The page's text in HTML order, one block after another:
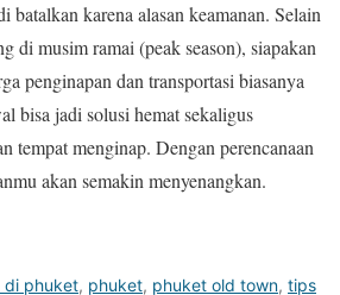
batalkan karena alasan keamanan. Selain
di musim ramai (peak season), siapakan
penginapan dan transportasi biasanya
bisa jadi solusi hemat sekaligus
tempat menginap. Dengan perencanaan
akan semakin menyenangkan.
di phuket, phuket, phuket old town, tips